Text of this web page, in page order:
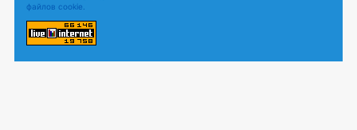
файлов cookie.